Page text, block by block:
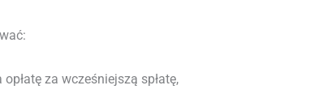
za wcześniejszą spłatę,